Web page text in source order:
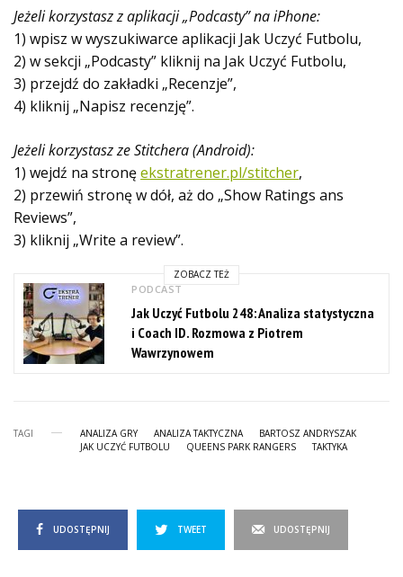
Jeżeli korzystasz z aplikacji „Podcasty” na iPhone:
1) wpisz w wyszukiwarce aplikacji Jak Uczyć Futbolu,
2) w sekcji „Podcasty” kliknij na Jak Uczyć Futbolu,
3) przejdź do zakładki „Recenzje”,
4) kliknij „Napisz recenzję”.
Jeżeli korzystasz ze Stitchera (Android):
1) wejdź na stronęekstratrener.pl/stitcher,
2) przewiń stronę w dół, aż do „Show Ratings ans
Reviews”,
3) kliknij „Write a review”.
ZOBACZ TEŻ
PODCAST
Jak Uczyć Futbolu 248: Analiza statystyczna
i Coach ID. Rozmowa z Piotrem
Wawrzynowem
TAGI ANALIZA GRY ANALIZA TAKTYCZNA
BARTOSZ ANDRYSZAK
JAK UCZYĆ FUTBOLU
QUEENS PARK RANGERS TAKTYKA
UDOSTĘPNIJ TWEET UDOSTĘPNIJ